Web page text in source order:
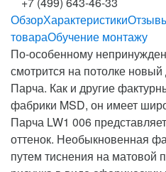
ОбзорХарактеристики
товараОбучение монтажу
По-особенному
смотрится на потолке
Парча. Как и другие
фабрики MSD, он имеет
Парча LW1 006
оттенок. Необыкновенная
путем тиснения на матовой